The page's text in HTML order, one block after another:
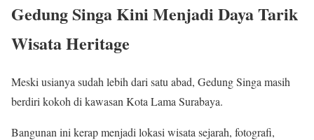
Gedung Singa Kini Menjadi Daya Tarik
Wisata Heritage
Meski usianya sudah lebih dari satu abad, Gedung Singa masih
berdiri kokoh di kawasan Kota Lama Surabaya.
Bangunan ini kerap menjadi lokasi wisata sejarah, fotografi,